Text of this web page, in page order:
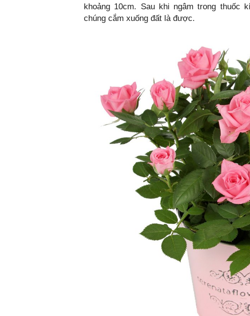
khoảng 10cm. Sau khi ngâm trong thuốc
chúng cắm xuống đất là được.